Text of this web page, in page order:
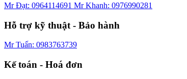
Mr Đạt: 0964114691 Mr Khanh: 0976990281
Hỗ trợ kỹ thuật - Bảo hành
Mr Tuấn: 0983763739
Kế toán - Hoá đơn